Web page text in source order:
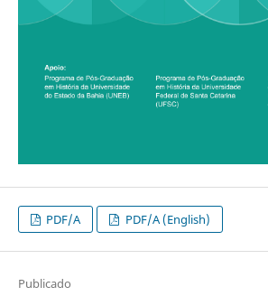
PDF/A PDF/A (English)
Publicado